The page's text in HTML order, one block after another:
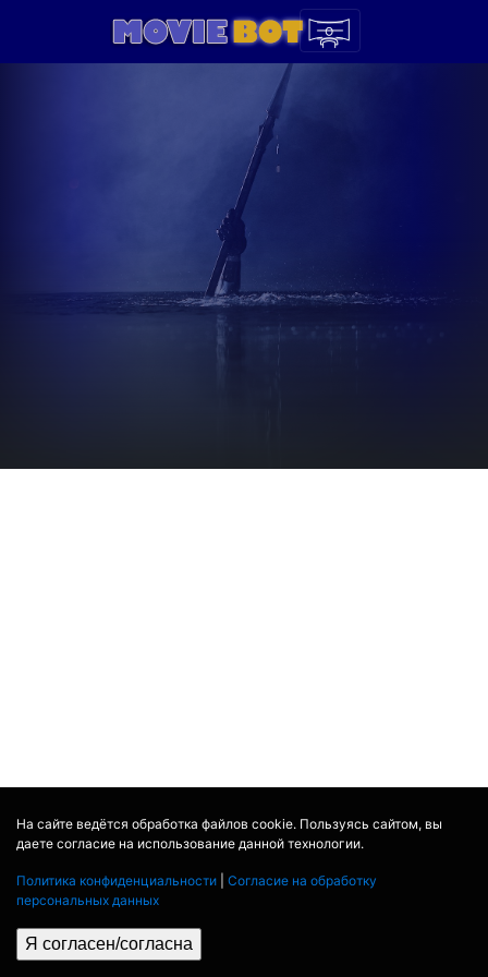
На сайте ведётся обработка файлов cookie. Пользуясь сайтом, вы
даете согласие на использование данной технологии.
Политика конфиденциальности
Согласие на обработку
персональных данных
Я согласен/согласна